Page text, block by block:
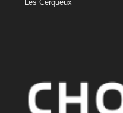
Les Cerqueux